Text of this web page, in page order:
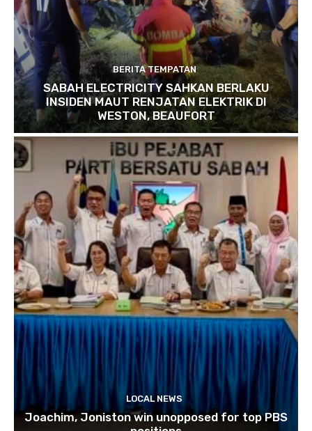
BERITA TEMPATAN
SABAH ELECTRICITY SAHKAN BERLAKU
INSIDEN MAUT RENJATAN ELEKTRIK DI
WESTON, BEAUFORT
LOCAL NEWS
Joachim, Joniston win unopposed for top PBS